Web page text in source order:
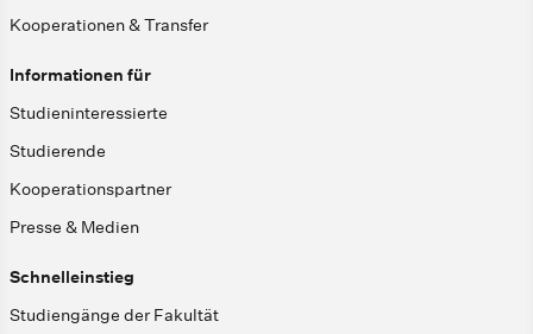
Kooperationen & Transfer
Informationen für
Studieninteressierte
Studierende
Kooperationspartner
Presse & Medien
Schnelleinstieg
Studiengänge der Fakultät